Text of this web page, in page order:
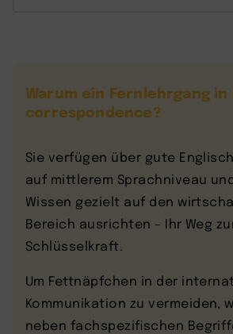
Warum ein Fernlehrgang in
correspondence?
Sie verfügen über gute
auf mittlerem Sprachniveau
Wissen gezielt auf den
Bereich ausrichten – Ihr Weg
Schlüsselkraft.
Um Fettnäpfchen in der
Kommunikation zu vermeiden,
neben fachspezifischen